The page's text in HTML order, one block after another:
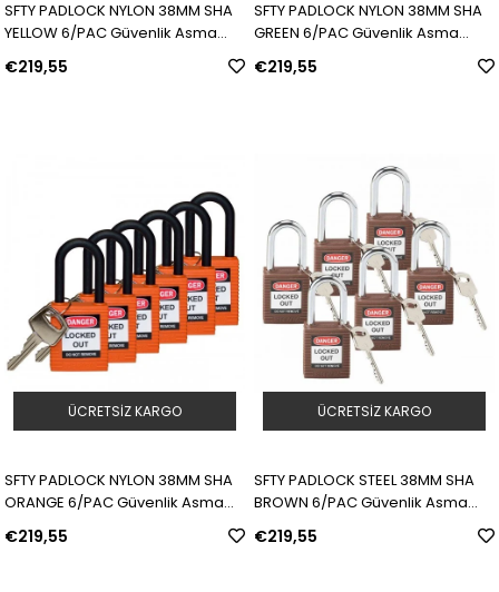
SFTY PADLOCK NYLON 38MM SHA
YELLOW 6/PAC Güvenlik Asma
Kilitleri — Naylon Kanca | Model:
813596 | SKU: Y958541
€219,55
SFTY PADLOCK NYLON 38MM SHA
GREEN 6/PAC Güvenlik Asma
Kilitleri — Naylon Kanca | Model:
813597 | SKU: Y958542
€219,55
SFTY PADLOCK NYLON 38MM SHA
ORANGE 6/PAC Güvenlik Asma
Kilitleri — Naylon Kanca | Model:
813598 | SKU: Y958543
€219,55
ÜCRETSIZ KARGO
SFTY PADLOCK STEEL 38MM SHA
BROWN 6/PAC Güvenlik Asma
Kilitleri — Standart | Model: 813636
| SKU: Y527625
€219,55
ÜCRETSIZ KARGO